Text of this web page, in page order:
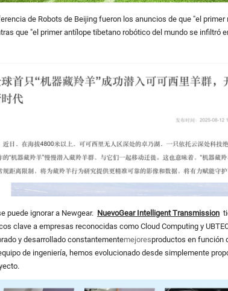
de Robots de Beijing fueron los anuncios de que "el
que "el primer antílope tibetano robótico del mundo se infiltró
puede ignorar a Newgear. NuevoGearIntelligent Transmission
clave a empresas reconocidas como Cloud Computing y
y desarrollado constantementemejoresproductos en función
de ingeniería, hemos evolucionado desde simplemente